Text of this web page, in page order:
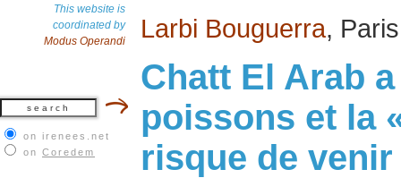
This website is
coordinated by
Modus Operandi
on irenees.net
on Coredem
Larbi Bouguerra,
Chatt El Arab
poissons et la
risque de